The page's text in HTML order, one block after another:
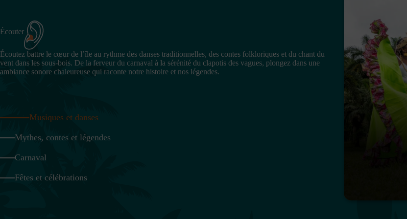
Écouter
Écoutez battre le cœur de l’île au rythme des danses traditionnelles, des contes folkloriques et du chant du
vent dans les sous-bois. De la ferveur du carnaval à la sérénité du clapotis des vagues, plongez dans une
ambiance sonore chaleureuse qui raconte notre histoire et nos légendes.
Musiques et danses
Mythes, contes et légendes
Carnaval
Fêtes et célébrations